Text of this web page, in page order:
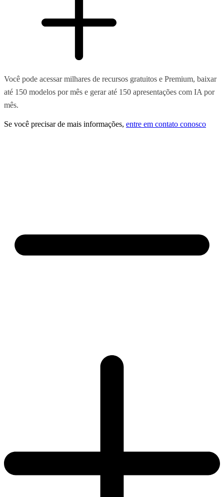
Você pode acessar milhares de recursos gratuitos e Premium, baixar
até 150 modelos por mês e gerar até 150 apresentações com IA por
mês.
Se você precisar de mais informações, entre em contato conosco